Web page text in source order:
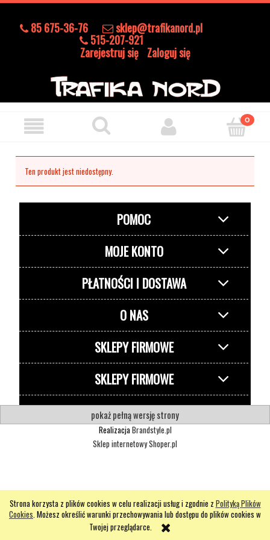
Strona korzysta z plików cookies w celu realizacji usług i zgodnie z Polityką Plików
Cookies. Możesz określić warunki przechowywania lub dostępu do plików cookies w
Twojej przeglądarce.
85 675-36-76 sklep@trafikanord.pl
515-207-921
Zarejestruj się Zaloguj się
Ten produkt jest niedostępny.
POMOC
MOJE KONTO
PŁATNOŚCI I DOSTAWA
O NAS
SKLEPY FIRMOWE
SKLEPY FIRMOWE
pokaż pełną wersję strony
RealizacjaBrandstyle.pl
Sklep internetowy Shoper.pl